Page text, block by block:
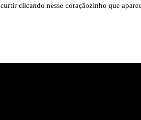
curtir clicando nesse coraçãozinho que